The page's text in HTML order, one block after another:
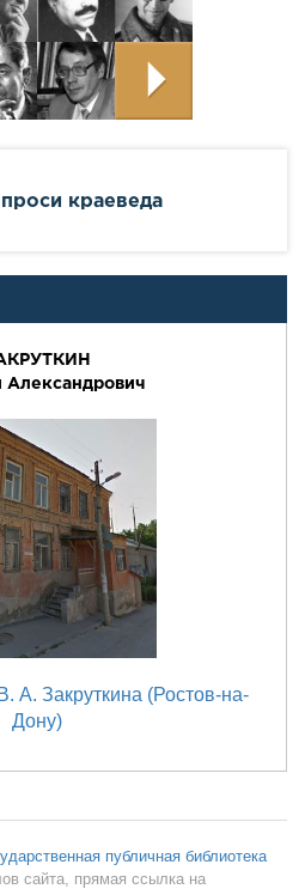
краеведа
Александрович
А. Закруткина (Ростов-на-
Дону)
публичная библиотека
сайта, прямая ссылка на